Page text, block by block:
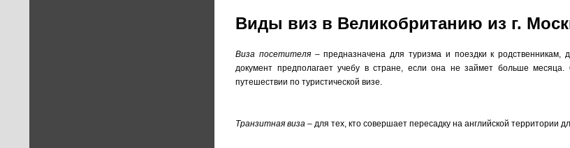
Виды виз в Великобританию из г.
Виза посетителя– предназначена для туризма и поездки к родственникам,
документ предполагает учебу в стране, если она не займет больше
путешествии по туристической визе.
Транзитная виза – для тех, кто совершает пересадку на английской территории